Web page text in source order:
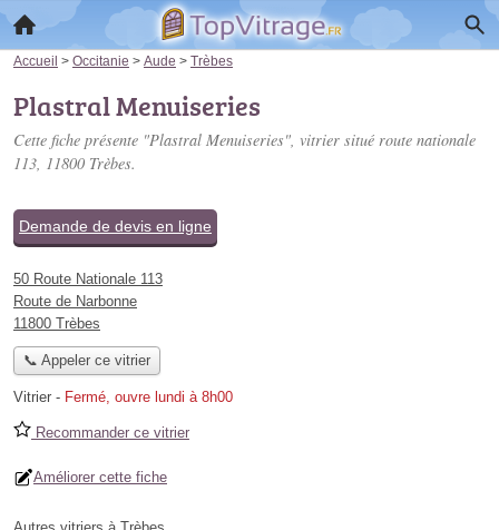
Accueil > Occitanie > Aude > Trèbes
Plastral Menuiseries
Cette fiche présente "Plastral Menuiseries", vitrier situé route nationale
113, 11800 Trèbes.
Demande de devis en ligne
50 Route Nationale 113
Route de Narbonne
11800 Trèbes
📞 Appeler ce vitrier
Vitrier - Fermé, ouvre lundi à 8h00
Recommander ce vitrier
Améliorer cette fiche